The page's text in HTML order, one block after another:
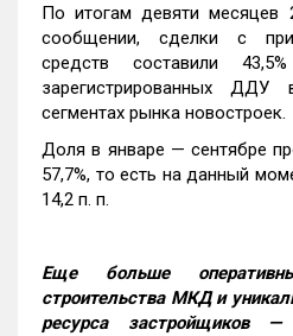
По итогам девяти месяцев
сообщении, сделки с
средств составили
зарегистрированных
сегментах рынка новостроек.
Доля в январе — сентябре
57,7%, то есть на данный
14,2 п. п.
Еще больше
строительства МКД и
ресурса застройщиков